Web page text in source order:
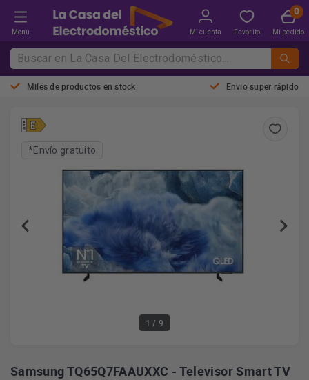
Menú Mi cuenta Favorito Mi pedido
Miles de productos en stock Envio super rápido
1 / 9
*Envío gratuito
Samsung TQ65Q7FAAUXXC - Televisor Smart TV